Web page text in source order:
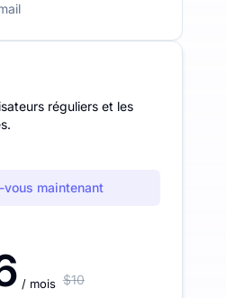
réguliers et les
vous maintenant
/ mois $10